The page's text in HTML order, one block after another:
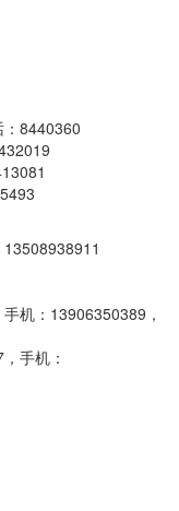
8440360
机：13906350389，
手机：